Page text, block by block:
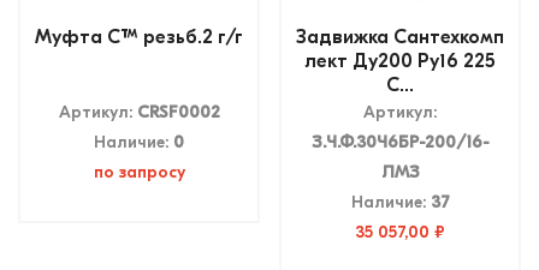
Муфта CTM резьб.2 г/г
Артикул: CRSF0002
Наличие: 0
по запросу
Задвижка Сантехкомп
лект Ду200 Ру16 225
C...
Артикул:
З.Ч.Ф.30Ч6БР-200/16-
ЛМЗ
Наличие: 37
35 057,00 ₽